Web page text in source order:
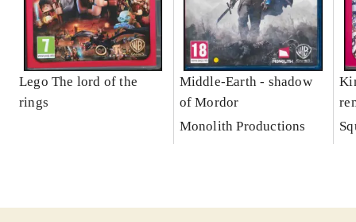
Lego The lord of the
rings
Middle-Earth - shadow
of Mordor
Monolith Productions